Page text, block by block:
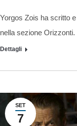
Yorgos Zois ha scritto
nella sezione Orizzonti.
Dettagli
SET
7